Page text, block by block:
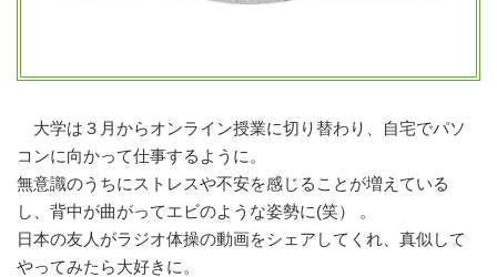
大学は３月からオンライン授業に切り替わり、自宅でパソ
コンに向かって仕事するように。
無意識のうちにストレスや不安を感じることが増えている
し、背中が曲がってエビのような姿勢に(笑） 。
日本の友人がラジオ体操の動画をシェアしてくれ、真似して
やってみたら大好きに。